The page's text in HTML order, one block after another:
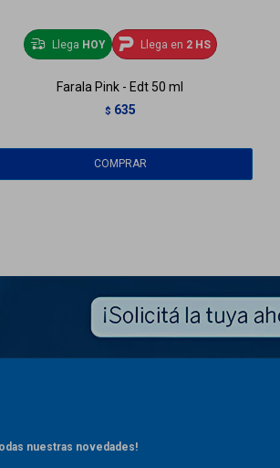
Llega HOY Llega en 2 HS
Farala Pink - Edt 50 ml
$ 635
nuestras novedades!